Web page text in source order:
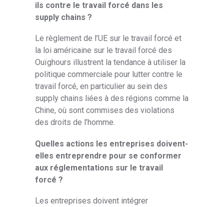
ils contre le travail forcé dans les
supply chains ?
Le règlement de l’UE sur le travail forcé et
la loi américaine sur le travail forcé des
Ouïghours illustrent la tendance à utiliser la
politique commerciale pour lutter contre le
travail forcé, en particulier au sein des
supply chains liées à des régions comme la
Chine, où sont commises des violations
des droits de l’homme.
Quelles actions les entreprises doivent-
elles entreprendre pour se conformer
aux réglementations sur le travail
forcé ?
Les entreprises doivent intégrer